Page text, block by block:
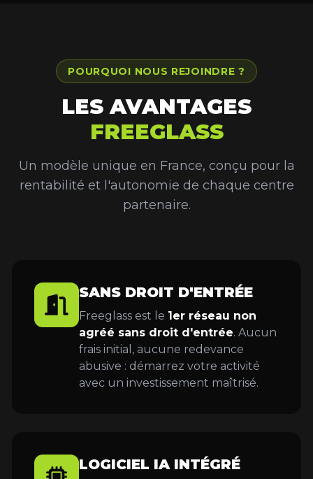
POURQUOI NOUS REJOINDRE ?
LES AVANTAGES
FREEGLASS
Un modèle unique en France, conçu pour la
rentabilité et l'autonomie de chaque centre
partenaire.
SANS DROIT D'ENTRÉE
Freeglass est le 1er réseau non
agréé sans droit d'entrée. Aucun
frais initial, aucune redevance
abusive : démarrez votre activité
avec un investissement maîtrisé.
LOGICIEL IA INTÉGRÉ